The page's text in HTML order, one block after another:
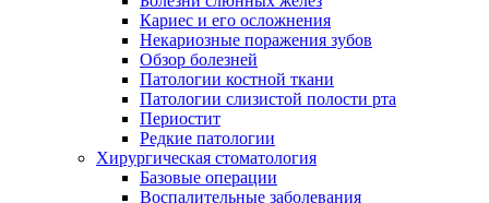
Кариес и его осложнения
Некариозные поражения зубов
Обзор болезней
Патологии костной ткани
Патологии слизистой полости рта
Периостит
Редкие патологии
Хирургическая стоматология
Базовые операции
Воспалительные заболевания